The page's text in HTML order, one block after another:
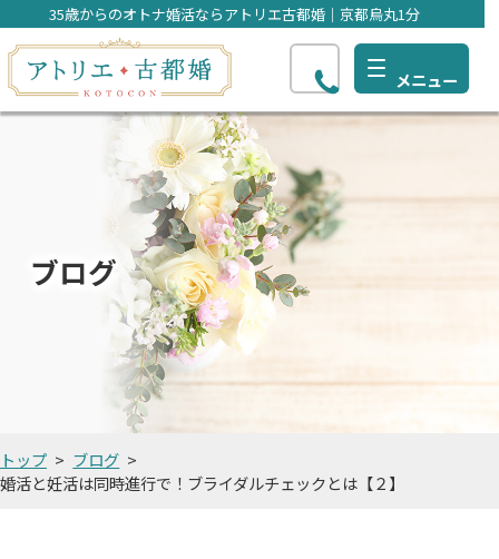
35歳からのオトナ婚活ならアトリエ古都婚｜京都烏丸1分
ブログ
トップ
ブログ
婚活と妊活は同時進行で！ブライダルチェックとは【２】